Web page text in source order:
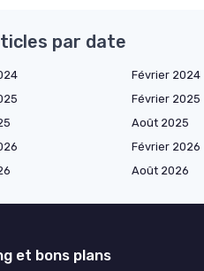
par date
Février 2024
Février 2025
Août 2025
Février 2026
Août 2026
et bons plans